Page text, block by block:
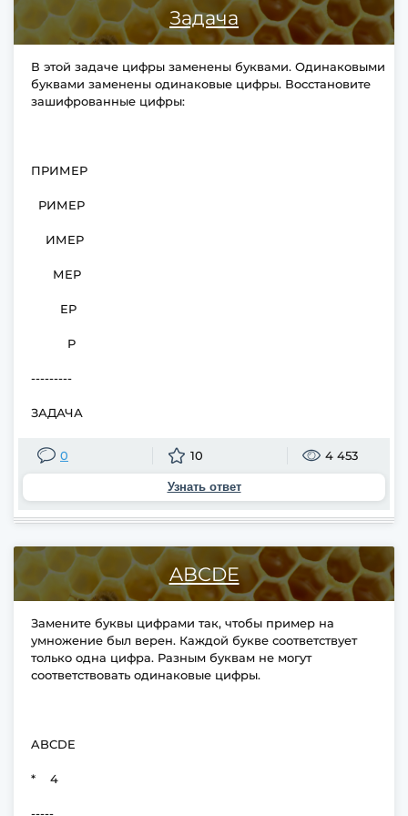
Задача
В этой задаче цифры заменены буквами. Одинаковыми
буквами заменены одинаковые цифры. Восстановите
зашифрованные цифры:
ПРИМЕР
РИМЕР
ИМЕР
МЕР
ЕР
Р
---------
ЗАДАЧА
0 10 4 453
Узнать ответ
ABCDE
Замените буквы цифрами так, чтобы пример на
умножение был верен. Каждой букве соответствует
только одна цифра. Разным буквам не могут
соответствовать одинаковые цифры.
ABCDE
* 4